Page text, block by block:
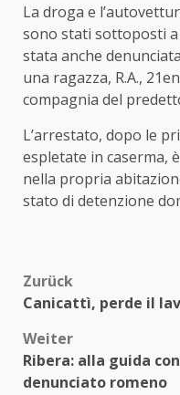
La droga e
sono stati sottoposti
stata anche
una ragazza, R.A.,
compagnia del
L’arrestato, dopo le
espletate in caserma,
nella propria
stato di detenzione
Zurück
Canicattì, perde il
Weiter
Ribera: alla guida
denunciato romeno